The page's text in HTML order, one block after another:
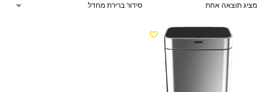
מציג תוצאה אחת